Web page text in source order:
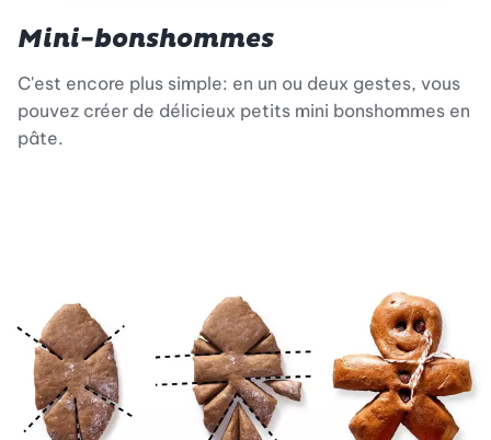
Mini-bonshommes
C'est encore plus simple: en un ou deux gestes, vous
pouvez créer de délicieux petits mini bonshommes en
pâte.